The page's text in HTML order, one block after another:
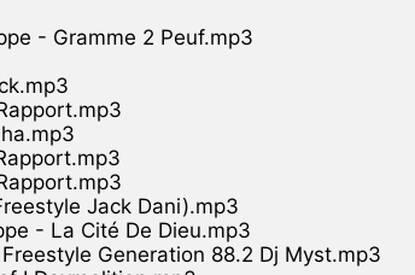
- Gramme 2 Peuf.mp3
Jack Dani).mp3
- La Cité De Dieu.mp3
Generation 88.2 Dj Myst.mp3